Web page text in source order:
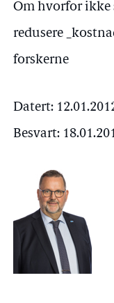
Om hvorfor ikke
redusere
forskerne
Datert:
Besvart: